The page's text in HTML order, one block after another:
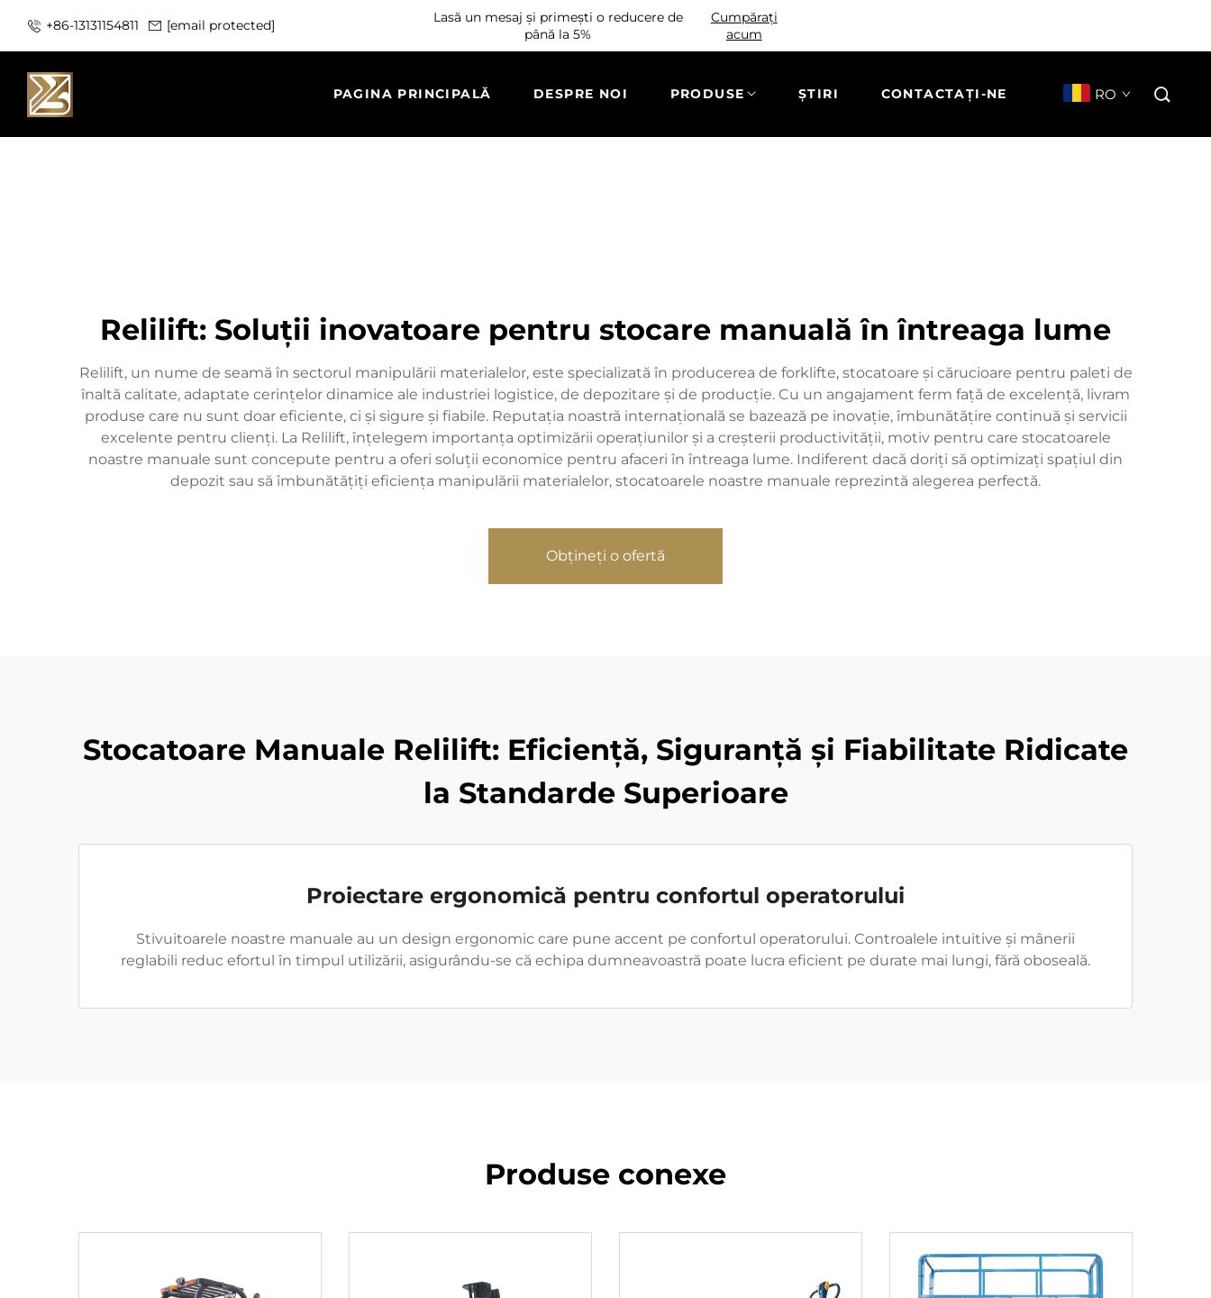
+86-13131154811 [email protected]
Lasă un mesaj și primești o reducere de
până la 5%
Cumpărați
acum
PAGINA PRINCIPALĂ DESPRE NOI PRODUSE ȘTIRI CONTACTAȚI-NE RO
Relilift: Soluții inovatoare pentru stocare manuală în întreaga lume
Relilift, un nume de seamă în sectorul manipulării materialelor, este specializată în producerea de forklifte, stocatoare și cărucioare pentru paleti de
înaltă calitate, adaptate cerințelor dinamice ale industriei logistice, de depozitare și de producție. Cu un angajament ferm față de excelență, livram
produse care nu sunt doar eficiente, ci și sigure și fiabile. Reputația noastră internațională se bazează pe inovație, îmbunătățire continuă și servicii
excelente pentru clienți. La Relilift, înțelegem importanța optimizării operațiunilor și a creșterii productivității, motiv pentru care stocatoarele
noastre manuale sunt concepute pentru a oferi soluții economice pentru afaceri în întreaga lume. Indiferent dacă doriți să optimizați spațiul din
depozit sau să îmbunătățiți eficiența manipulării materialelor, stocatoarele noastre manuale reprezintă alegerea perfectă.
Obțineți o ofertă
Stocatoare Manuale Relilift: Eficiență, Siguranță și Fiabilitate Ridicate
la Standarde Superioare
Proiectare ergonomică pentru confortul operatorului
Stivuitoarele noastre manuale au un design ergonomic care pune accent pe confortul operatorului. Controalele intuitive și mânerii
reglabili reduc efortul în timpul utilizării, asigurându-se că echipa dumneavoastră poate lucra eficient pe durate mai lungi, fără oboseală.
Produse conexe